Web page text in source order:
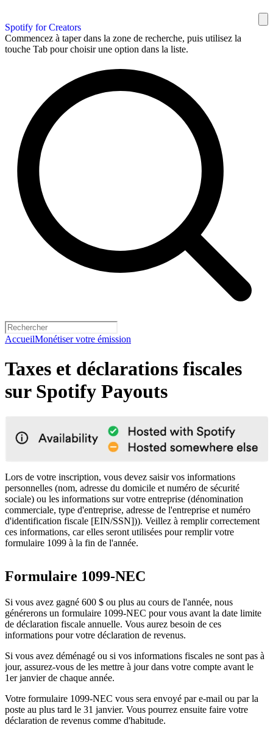
Spotify for Creators
Commencez à taper dans la zone de recherche, puis utilisez la
touche Tab pour choisir une option dans la liste.
AccueilMonétiser votre émission
Taxes et déclarations fiscales
sur Spotify Payouts
Lors de votre inscription, vous devez saisir vos informations
personnelles (nom, adresse du domicile et numéro de sécurité
sociale) ou les informations sur votre entreprise (dénomination
commerciale, type d'entreprise, adresse de l'entreprise et numéro
d'identification fiscale [EIN/SSN])). Veillez à remplir correctement
ces informations, car elles seront utilisées pour remplir votre
formulaire 1099 à la fin de l'année.
Formulaire 1099-NEC
Si vous avez gagné 600 $ ou plus au cours de l'année, nous
générerons un formulaire 1099-NEC pour vous avant la date limite
de déclaration fiscale annuelle. Vous aurez besoin de ces
informations pour votre déclaration de revenus.
Si vous avez déménagé ou si vos informations fiscales ne sont pas à
jour, assurez-vous de les mettre à jour dans votre compte avant le
1er janvier de chaque année.
Votre formulaire 1099-NEC vous sera envoyé par e-mail ou par la
poste au plus tard le 31 janvier. Vous pourrez ensuite faire votre
déclaration de revenus comme d'habitude.